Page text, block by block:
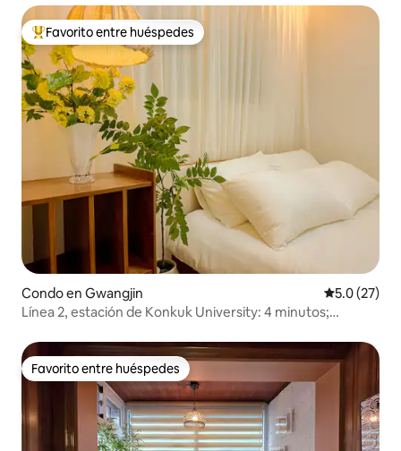
Cho/Seongsu/Jamsil/Gangnam/Dongdaemun/COEX/
dong
Favorito entre huéspedes preferido
Favorito entre huéspedes
Condo en Gwangjin Calificación
5.0 (27)
Línea 2, estación de Konkuk University: 4 minutos;
Seongsu; Hospital de la Universidad de Konkuk;
alojamiento para familias de 4 personas; consigna de
equipaje gratuita
Favorito entre huéspedes
Favorito entre huéspedes